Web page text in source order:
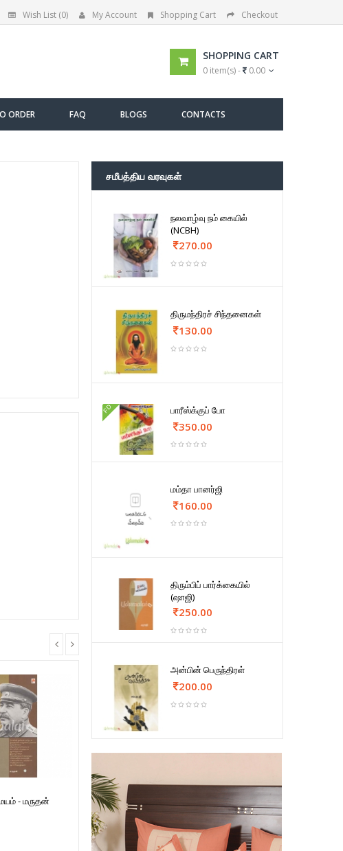
Wish List (0) My Account Shopping Cart Checkout
SHOPPING CART
0 item(s) - 0.00
ORDER FAQ BLOGS CONTACTS
- மருதன்
சமீபத்திய வரவுகள்
நலவாழ்வு நம் கையில்
(NCBH)
270.00
திருமந்திரச் சிந்தனைகள்
130.00
FD பாரீஸ்க்குப் போ
350.00
மம்தா பானர்ஜி
160.00
திரும்பிப் பார்க்கையில்
(ஷாஜி)
250.00
அன்பின் பெருந்திரள்
200.00